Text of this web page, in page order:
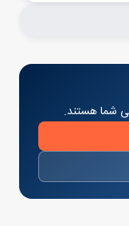
شما هستند.